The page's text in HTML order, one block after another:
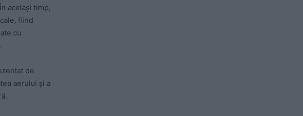
același timp,
fiind
cu
de
aerului și a